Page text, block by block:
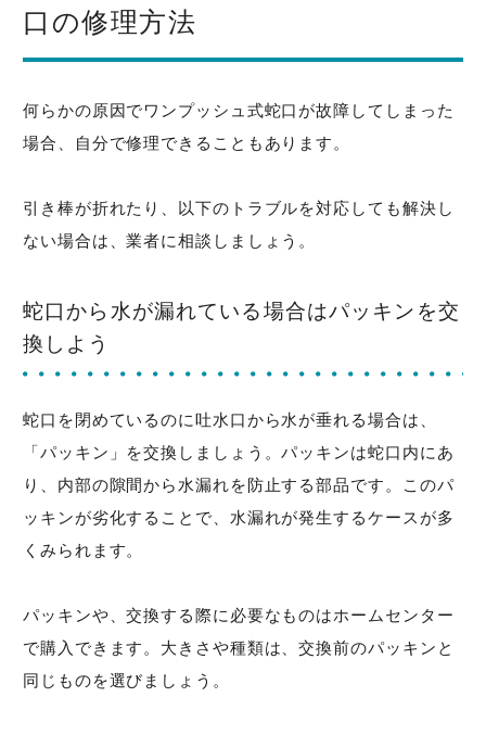
口の修理方法
何らかの原因でワンプッシュ式蛇口が故障してしまった
場合、自分で修理できることもあります。
引き棒が折れたり、以下のトラブルを対応しても解決し
ない場合は、業者に相談しましょう。
蛇口から水が漏れている場合はパッキンを交
換しよう
蛇口を閉めているのに吐水口から水が垂れる場合は、
「パッキン」を交換しましょう。パッキンは蛇口内にあ
り、内部の隙間から水漏れを防止する部品です。このパ
ッキンが劣化することで、水漏れが発生するケースが多
くみられます。
パッキンや、交換する際に必要なものはホームセンター
で購入できます。大きさや種類は、交換前のパッキンと
同じものを選びましょう。